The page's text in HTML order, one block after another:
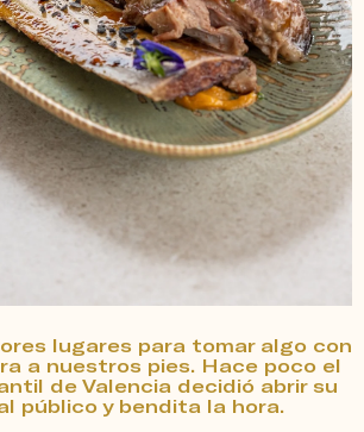
lugares para tomar algo con
a nuestros pies. Hace poco el
de Valencia decidió abrir su
público y bendita la hora.